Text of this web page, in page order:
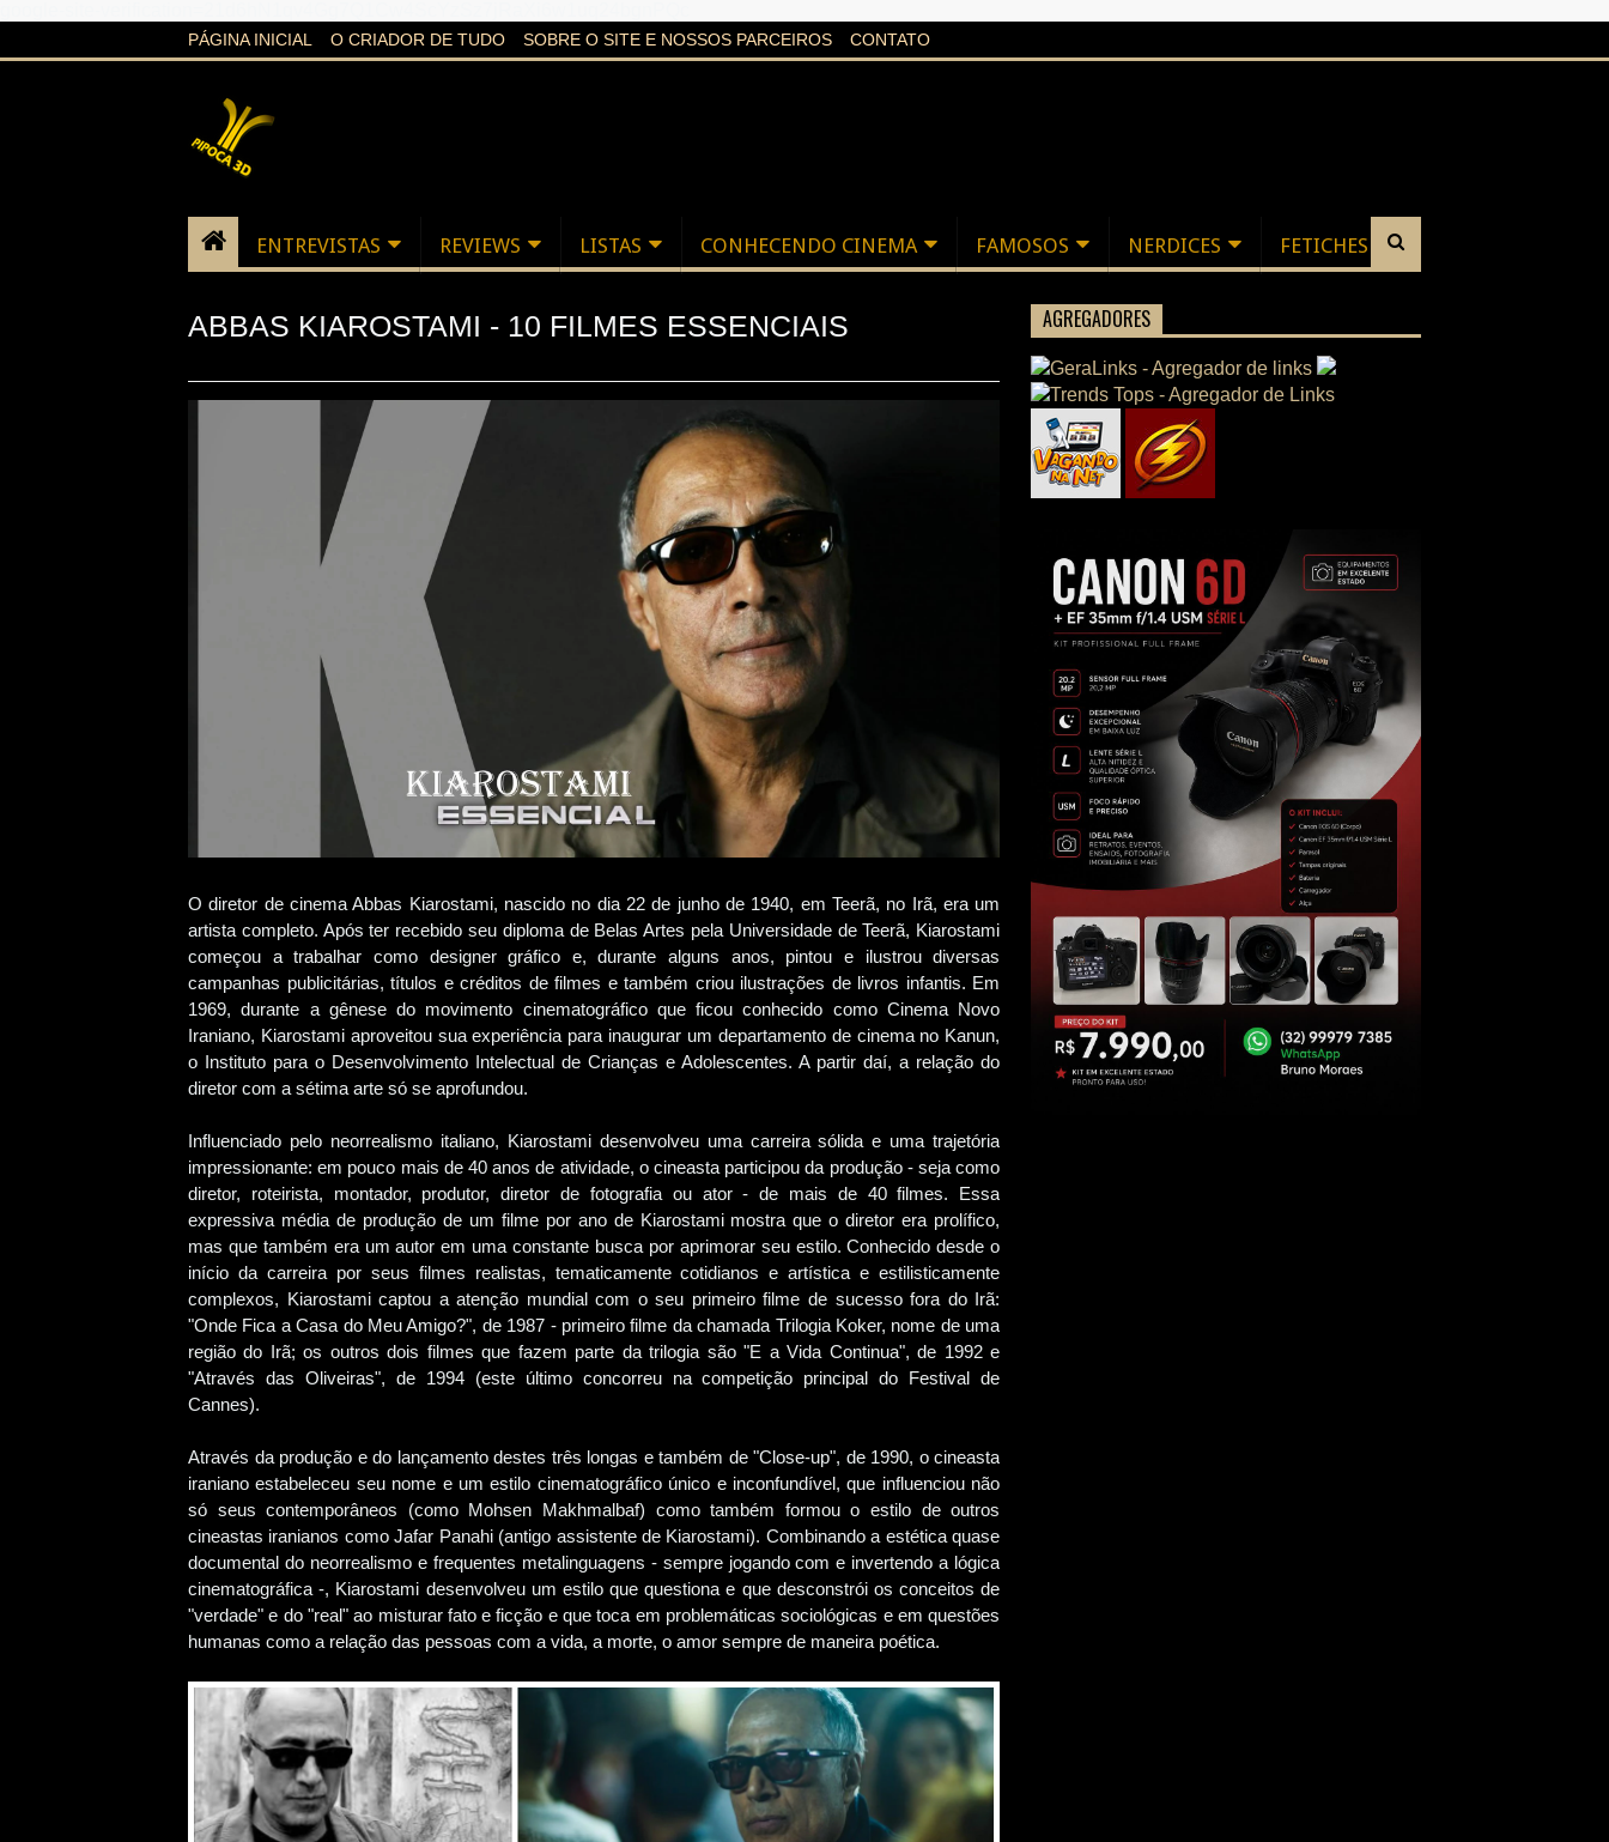
PÁGINA INICIAL O CRIADOR DE TUDO SOBRE O SITE E NOSSOS PARCEIROS CONTATO
ENTREVISTAS REVIEWS LISTAS CONHECENDO CINEMA FAMOSOS NERDICES FETICHES
ABBAS KIAROSTAMI - 10 FILMES ESSENCIAIS
O diretor de cinema Abbas Kiarostami, nascido no dia 22 de junho de 1940, em Teerã, no Irã, era um
artista completo. Após ter recebido seu diploma de Belas Artes pela Universidade de Teerã, Kiarostami
começou a trabalhar como designer gráfico e, durante alguns anos, pintou e ilustrou diversas
campanhas publicitárias, títulos e créditos de filmes e também criou ilustrações de livros infantis. Em
1969, durante a gênese do movimento cinematográfico que ficou conhecido como Cinema Novo
Iraniano, Kiarostami aproveitou sua experiência para inaugurar um departamento de cinema no Kanun,
o Instituto para o Desenvolvimento Intelectual de Crianças e Adolescentes. A partir daí, a relação do
diretor com a sétima arte só se aprofundou.
Influenciado pelo neorrealismo italiano, Kiarostami desenvolveu uma carreira sólida e uma trajetória
impressionante: em pouco mais de 40 anos de atividade, o cineasta participou da produção - seja como
diretor, roteirista, montador, produtor, diretor de fotografia ou ator - de mais de 40 filmes. Essa
expressiva média de produção de um filme por ano de Kiarostami mostra que o diretor era prolífico,
mas que também era um autor em uma constante busca por aprimorar seu estilo. Conhecido desde o
início da carreira por seus filmes realistas, tematicamente cotidianos e artística e estilisticamente
complexos, Kiarostami captou a atenção mundial com o seu primeiro filme de sucesso fora do Irã:
"Onde Fica a Casa do Meu Amigo?", de 1987 - primeiro filme da chamada Trilogia Koker, nome de uma
região do Irã; os outros dois filmes que fazem parte da trilogia são "E a Vida Continua", de 1992 e
"Através das Oliveiras", de 1994 (este último concorreu na competição principal do Festival de
Cannes).
Através da produção e do lançamento destes três longas e também de "Close-up", de 1990, o cineasta
iraniano estabeleceu seu nome e um estilo cinematográfico único e inconfundível, que influenciou não
só seus contemporâneos (como Mohsen Makhmalbaf) como também formou o estilo de outros
cineastas iranianos como Jafar Panahi (antigo assistente de Kiarostami). Combinando a estética quase
documental do neorrealismo e frequentes metalinguagens - sempre jogando com e invertendo a lógica
cinematográfica -, Kiarostami desenvolveu um estilo que questiona e que desconstrói os conceitos de
"verdade" e do "real" ao misturar fato e ficção e que toca em problemáticas sociológicas e em questões
humanas como a relação das pessoas com a vida, a morte, o amor sempre de maneira poética.
AGREGADORES